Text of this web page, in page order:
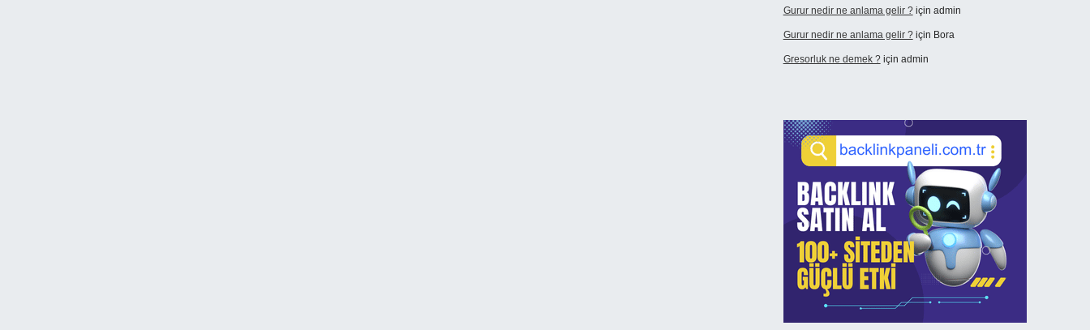
Gurur nedir ne anlama gelir ?için admin
Gurur nedir ne anlama gelir ?için Bora
Gresorluk ne demek ?için admin